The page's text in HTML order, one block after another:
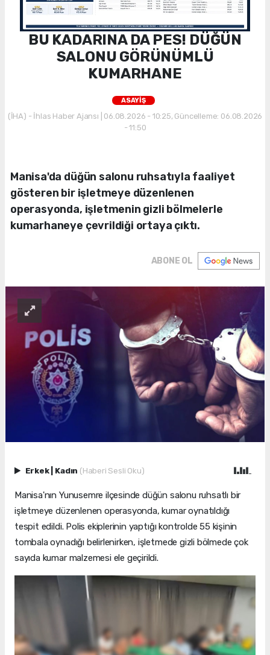
BU KADARINA DA PES! DÜĞÜN
SALONU GÖRÜNÜMLÜ
KUMARHANE
ASAYİŞ
(İHA) - İhlas Haber Ajansı | 06.08.2026 - 10:25, Güncelleme: 06.08.2026
- 11:50
Manisa'da düğün salonu ruhsatıyla faaliyet
gösteren bir işletmeye düzenlenen
operasyonda, işletmenin gizli bölmelerle
kumarhaneye çevrildiği ortaya çıktı.
ABONE OL
Erkek Kadın (Haberi Sesli Oku)
Manisa'nın Yunusemre ilçesinde düğün salonu ruhsatlı bir
işletmeye düzenlenen operasyonda, kumar oynatıldığı
tespit edildi. Polis ekiplerinin yaptığı kontrolde 55 kişinin
tombala oynadığı belirlenirken, işletmede gizli bölmede çok
sayıda kumar malzemesi ele geçirildi.